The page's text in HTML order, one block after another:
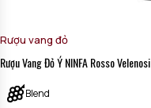
Rượu vang đỏ
Rượu Vang Đỏ Ý NINFA Rosso Velenosi
Blend